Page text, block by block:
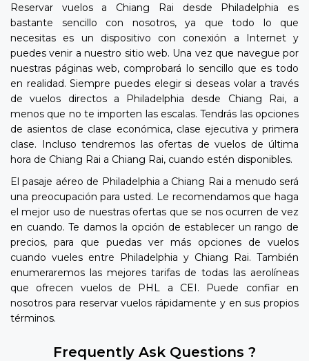
Reservar vuelos a Chiang Rai desde Philadelphia es
bastante sencillo con nosotros, ya que todo lo que
necesitas es un dispositivo con conexión a Internet y
puedes venir a nuestro sitio web. Una vez que navegue por
nuestras páginas web, comprobará lo sencillo que es todo
en realidad. Siempre puedes elegir si deseas volar a través
de vuelos directos a Philadelphia desde Chiang Rai, a
menos que no te importen las escalas. Tendrás las opciones
de asientos de clase económica, clase ejecutiva y primera
clase. Incluso tendremos las ofertas de vuelos de última
hora de Chiang Rai a Chiang Rai, cuando estén disponibles.
El pasaje aéreo de Philadelphia a Chiang Rai a menudo será
una preocupación para usted. Le recomendamos que haga
el mejor uso de nuestras ofertas que se nos ocurren de vez
en cuando. Te damos la opción de establecer un rango de
precios, para que puedas ver más opciones de vuelos
cuando vueles entre Philadelphia y Chiang Rai. También
enumeraremos las mejores tarifas de todas las aerolíneas
que ofrecen vuelos de PHL a CEI. Puede confiar en
nosotros para reservar vuelos rápidamente y en sus propios
términos.
Frequently Ask Questions ?